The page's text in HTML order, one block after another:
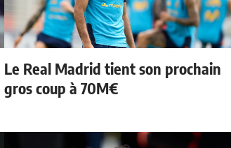
Le Real Madrid tient son prochain
gros coup à 70M€